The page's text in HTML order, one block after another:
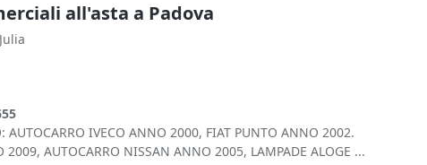
all'asta a Padova
AUTOCARRO IVECO ANNO 2000, FIAT PUNTO ANNO 2002.
2009, AUTOCARRO NISSAN ANNO 2005, LAMPADE ALOGE ...